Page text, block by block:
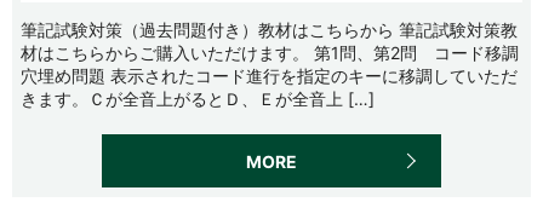
筆記試験対策（過去問題付き）教材はこちらから 筆記試験対策教
材はこちらからご購入いただけます。 第1問、第2問 コード移調
穴埋め問題 表示されたコード進行を指定のキーに移調していただ
きます。Ｃが全音上がるとＤ、Ｅが全音上 […]
MORE